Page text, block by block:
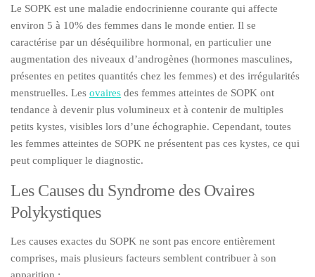
Le SOPK est une maladie endocrinienne courante qui affecte
environ 5 à 10% des femmes dans le monde entier. Il se
caractérise par un déséquilibre hormonal, en particulier une
augmentation des niveaux d’androgènes (hormones masculines,
présentes en petites quantités chez les femmes) et des irrégularités
menstruelles. Les ovaires des femmes atteintes de SOPK ont
tendance à devenir plus volumineux et à contenir de multiples
petits kystes, visibles lors d’une échographie. Cependant, toutes
les femmes atteintes de SOPK ne présentent pas ces kystes, ce qui
peut compliquer le diagnostic.
Les Causes du Syndrome des Ovaires
Polykystiques
Les causes exactes du SOPK ne sont pas encore entièrement
comprises, mais plusieurs facteurs semblent contribuer à son